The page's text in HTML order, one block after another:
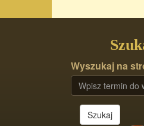
Wyszukaj na
Szukaj